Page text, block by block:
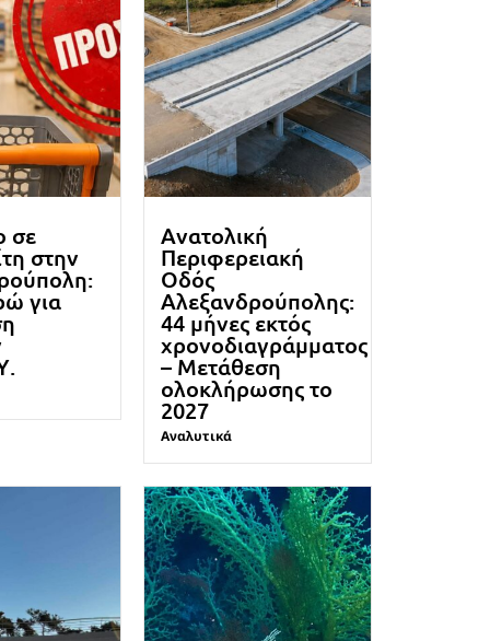
σε
στην
για
Ανατολική
Περιφερειακή
Οδός
Αλεξανδρούπολης:
44 μήνες εκτός
χρονοδιαγράμματος
– Μετάθεση
ολοκλήρωσης το
2027
Αναλυτικά